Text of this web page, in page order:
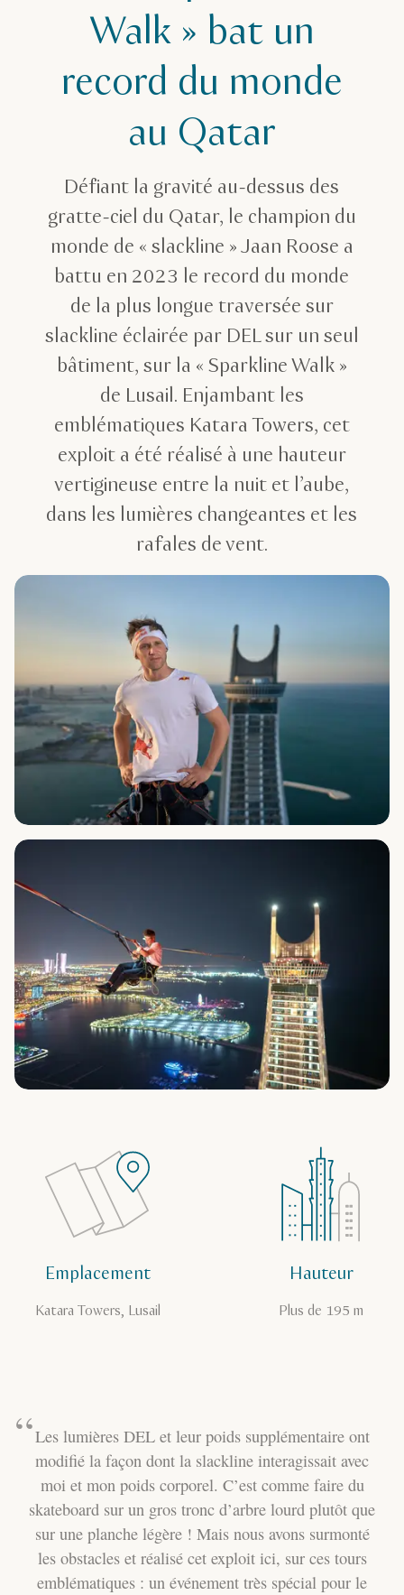
Walk » bat un
record du monde
au Qatar
Défiant la gravité au-dessus des
gratte-ciel du Qatar, le champion du
monde de « slackline » Jaan Roose a
battu en 2023 le record du monde
de la plus longue traversée sur
slackline éclairée par DEL sur un seul
bâtiment, sur la « Sparkline Walk »
de Lusail. Enjambant les
emblématiques Katara Towers, cet
exploit a été réalisé à une hauteur
vertigineuse entre la nuit et l’aube,
dans les lumières changeantes et les
rafales de vent.
Emplacement
Katara Towers, Lusail
Hauteur
Plus de 195 m
Les lumières DEL et leur poids supplémentaire ont
modifié la façon dont la slackline interagissait avec
moi et mon poids corporel. C’est comme faire du
skateboard sur un gros tronc d’arbre lourd plutôt que
sur une planche légère ! Mais nous avons surmonté
les obstacles et réalisé cet exploit ici, sur ces tours
emblématiques : un événement très spécial pour le